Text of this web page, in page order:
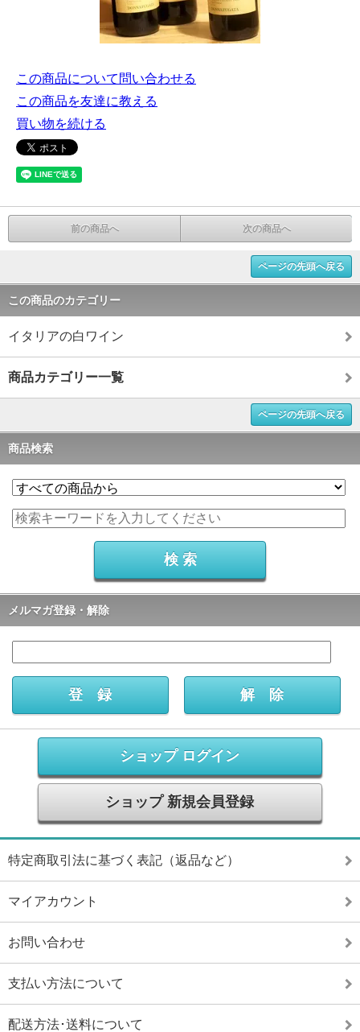
この商品について問い合わせる
この商品を友達に教える
買い物を続ける
前の商品へ 次の商品へ
ページの先頭へ戻る
この商品のカテゴリー
イタリアの白ワイン
商品カテゴリー一覧
ページの先頭へ戻る
商品検索
メルマガ登録・解除
ショップ ログイン
ショップ 新規会員登録
特定商取引法に基づく表記（返品など）
マイアカウント
お問い合わせ
支払い方法について
配送方法･送料について